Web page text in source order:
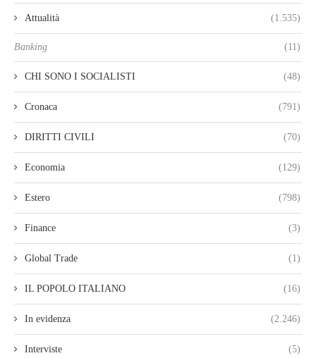
Attualità (1.535)
Banking (11)
CHI SONO I SOCIALISTI (48)
Cronaca (791)
DIRITTI CIVILI (70)
Economia (129)
Estero (798)
Finance (3)
Global Trade (1)
IL POPOLO ITALIANO (16)
In evidenza (2.246)
Interviste (5)